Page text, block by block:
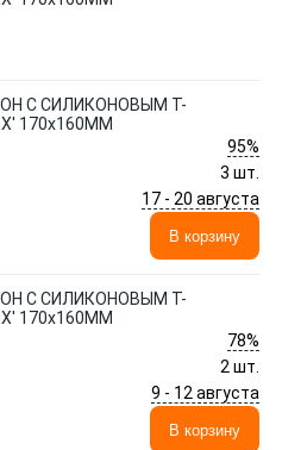
С СИЛИКОНОВЫМ Т-
170x160ММ
95%
3 шт.
17 - 20 августа
В корзину
С СИЛИКОНОВЫМ Т-
170x160ММ
78%
2 шт.
9 - 12 августа
В корзину